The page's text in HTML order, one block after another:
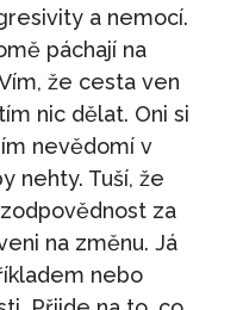
a nemocí.
páchají na
že cesta ven
nic dělat. Oni si
nevědomí v
nehty. Tuší, že
za
na změnu. Já
nebo